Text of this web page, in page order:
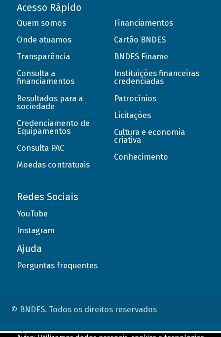
Acesso Rápido
Quem somos
Onde atuamos
Transparência
Consulta a
financiamentos
Resultados para a
sociedade
Credenciamento de
Equipamentos
Consulta PAC
Moedas contratuais
Financiamentos
Cartão BNDES
BNDES Finame
Instituições financeiras
credenciadas
Patrocínios
Licitações
Cultura e economia
criativa
Conhecimento
Redes Sociais
YouTube
Instagram
Ajuda
Perguntas frequentes
© BNDES. Todos os direitos reservados